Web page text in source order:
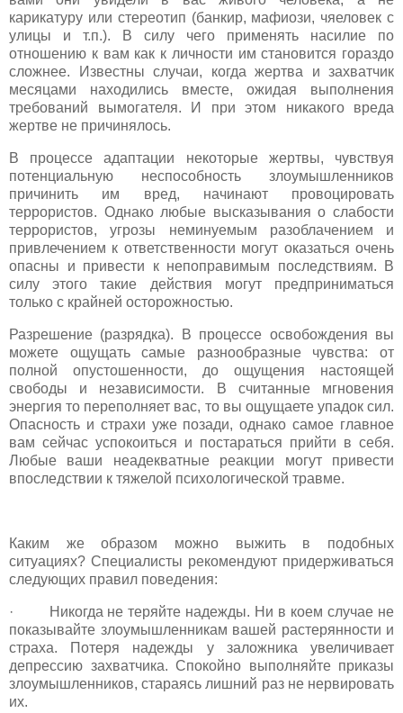
карикатуру или стереотип (банкир, мафиози, чяеловек с
улицы и т.п.). В силу чего применять насилие по
отношению к вам как к личности им становится гораздо
сложнее. Известны случаи, когда жертва и захватчик
месяцами находились вместе, ожидая выполнения
требований вымогателя. И при этом никакого вреда
жертве не причинялось.
В процессе адаптации некоторые жертвы, чувствуя
потенциальную неспособность злоумышленников
причинить им вред, начинают провоцировать
террористов. Однако любые высказывания о слабости
террористов, угрозы неминуемым разоблачением и
привлечением к ответственности могут оказаться очень
опасны и привести к непоправимым последствиям. В
силу этого такие действия могут предприниматься
только с крайней осторожностью.
Разрешение (разрядка). В процессе освобождения вы
можете ощущать самые разнообразные чувства: от
полной опустошенности, до ощущения настоящей
свободы и независимости. В считанные мгновения
энергия то переполняет вас, то вы ощущаете упадок сил.
Опасность и страхи уже позади, однако самое главное
вам сейчас успокоиться и постараться прийти в себя.
Любые ваши неадекватные реакции могут привести
впоследствии к тяжелой психологической травме.
Каким же образом можно выжить в подобных
ситуациях? Специалисты рекомендуют придерживаться
следующих правил поведения:
· Никогда не теряйте надежды. Ни в коем случае не
показывайте злоумышленникам вашей растерянности и
страха. Потеря надежды у заложника увеличивает
депрессию захватчика. Спокойно выполняйте приказы
злоумышленников, стараясь лишний раз не нервировать
их.